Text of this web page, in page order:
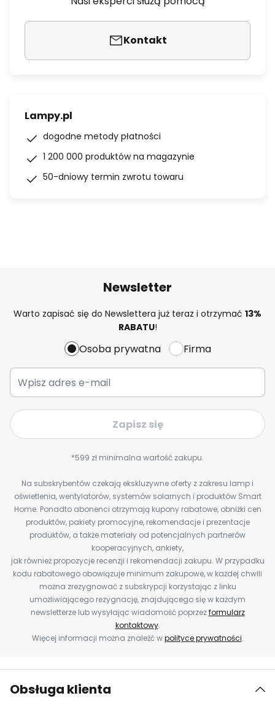
Kontakt
Lampy.pl
dogodne metody płatności
1 200 000 produktów na magazynie
50-dniowy termin zwrotu towaru
Newsletter
Warto zapisać się do Newslettera już teraz i otrzymać 13%
RABATU!
Osoba prywatna Firma
Zapisz się
*599 zł minimalna wartość zakupu.
Na subskrybentów czekają ekskluzywne oferty z zakresu lamp i
oświetlenia, wentylatorów, systemów solarnych i produktów Smart
Home. Ponadto abonenci otrzymają kupony rabatowe, obniżki cen
produktów, pakiety promocyjne, rekomendacje i prezentacje
produktów, a także materiały od potencjalnych partnerów
kooperacyjnych, ankiety,
jak również propozycje recenzji i rekomendacji zakupu. W przypadku
kodu rabatowego obowiązuje minimum zakupowe, w każdej chwili
można zrezygnować z subskrypcji korzystając z linku
umożliwiającego rezygnację, znajdującego się w każdym
newsletterze lub wysyłając wiadomość poprzezformularz
kontaktowy.
Więcej informacji można znaleźć wpolityce prywatności.
Obsługa klienta